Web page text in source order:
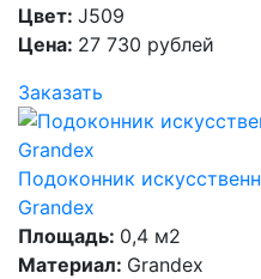
Цвет: J509
Цена: 27 730 рублей
Заказать
Подоконник
Grandex
Площадь: 0,4 м2
Материал: Grandex